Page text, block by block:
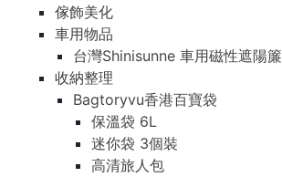
傢飾美化
車用物品
台灣Shinisunne 車用磁性遮陽簾
收納整理
Bagtoryvu香港百寶袋
保溫袋 6L
迷你袋 3個裝
高清旅人包